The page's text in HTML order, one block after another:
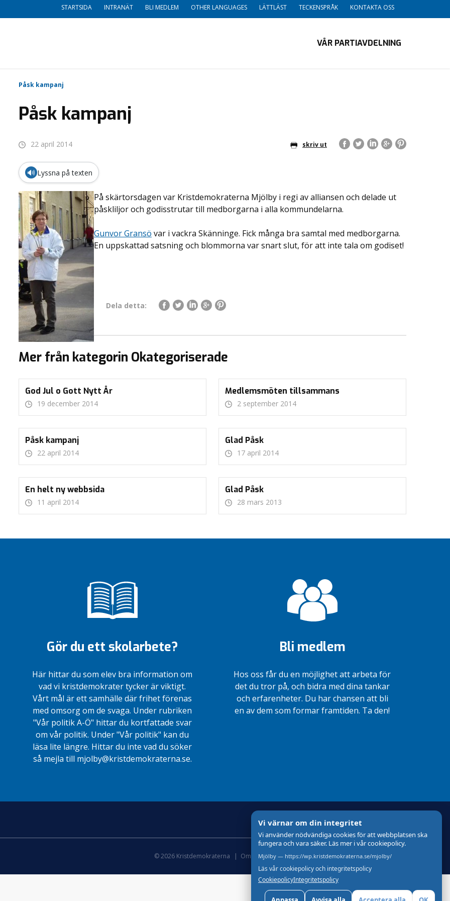
STARTSIDA INTRANÄT BLI MEDLEM OTHER LANGUAGES LÄTTLÄST TECKENSPRÅK KONTAKTA OSS
VÅR PARTIAVDELNING
Påsk kampanj
Påsk kampanj
22 april 2014 skriv ut
🔊 Lyssna på texten
På skärtorsdagen var Kristdemokraterna Mjölby i regi av alliansen och delade ut
påskliljor och godisstrutar till medborgarna i alla kommundelarna.
Gunvor Gransö var i vackra Skänninge. Fick många bra samtal med medborgarna.
En uppskattad satsning och blommorna var snart slut, för att inte tala om godiset!
Dela detta:
Mer från kategorin Okategoriserade
God Jul o Gott Nytt År
19 december 2014
Medlemsmöten tillsammans
2 september 2014
Påsk kampanj
22 april 2014
Glad Påsk
17 april 2014
En helt ny webbsida
11 april 2014
Glad Påsk
28 mars 2013
Gör du ett skolarbete?
Här hittar du som elev bra information om
vad vi kristdemokrater tycker är viktigt.
Vårt mål är ett samhälle där frihet förenas
med omsorg om de svaga. Under rubriken
"Vår politik A-Ö" hittar du kortfattade svar
om vår politik. Under "Vår politik" kan du
läsa lite längre. Hittar du inte vad du söker
så mejla till mjolby@kristdemokraterna.se.
Bli medlem
Hos oss får du en möjlighet att arbeta för
det du tror på, och bidra med dina tankar
och erfarenheter. Du har chansen att bli
en av dem som formar framtiden. Ta den!
© 2026 Kristdemokraterna Om Cookies och GDPR ! Skapad med av wasabiweb
Vi värnar om din integritet
Vi använder nödvändiga cookies för att webbplatsen ska
fungera och vara säker. Läs mer i vår cookiepolicy.
Mjölby — https://wp.kristdemokraterna.se/mjolby/
Läs vår cookiepolicy och integritetspolicy
CookiepolicyIntegritetspolicy